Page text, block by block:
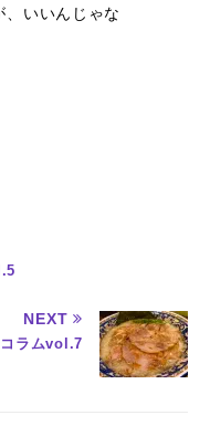
、いいんじゃな
NEXT
ラムvol.7